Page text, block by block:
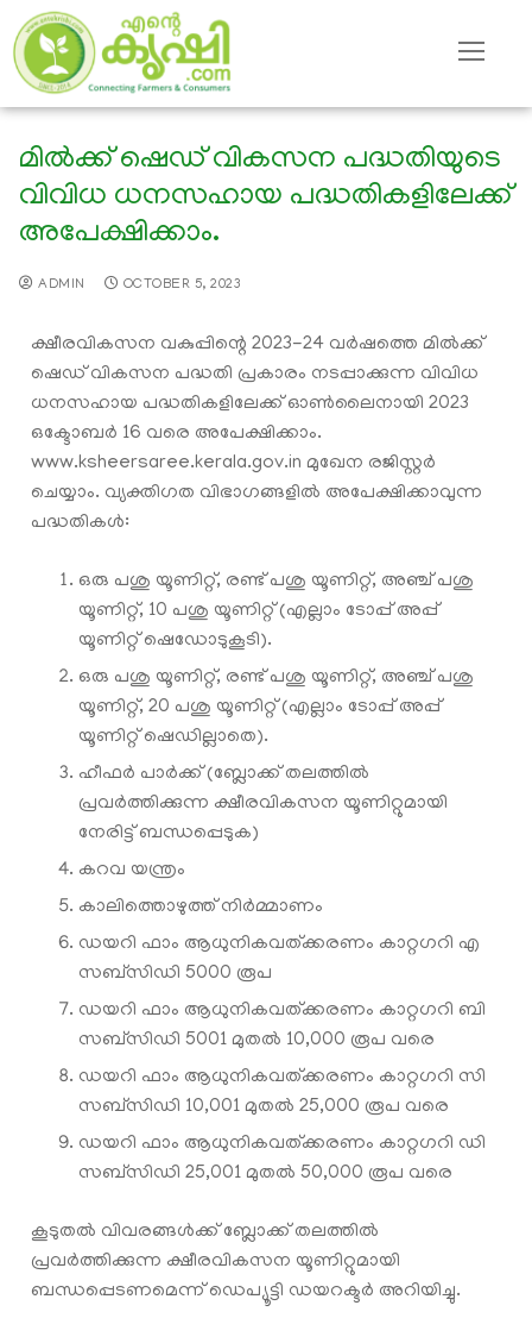
മില്‍ക്ക് ഷെഡ് വികസന പദ്ധതിയുടെ
വിവിധ ധനസഹായ പദ്ധതികളിലേക്ക്
അപേക്ഷിക്കാം.
ADMIN OCTOBER 5, 2023
ക്ഷീരവികസന വകുപ്പിന്റെ 2023-24 വര്‍ഷത്തെ മില്‍ക്ക്
ഷെഡ് വികസന പദ്ധതി പ്രകാരം നടപ്പാക്കുന്ന വിവിധ
ധനസഹായ പദ്ധതികളിലേക്ക് ഓണ്‍ലൈനായി 2023
ഒക്ടോബര്‍ 16 വരെ അപേക്ഷിക്കാം.
www.ksheersaree.kerala.gov.in മുഖേന രജിസ്റ്റര്‍
ചെയ്യാം. വ്യക്തിഗത വിഭാഗങ്ങളില്‍ അപേക്ഷിക്കാവുന്ന
പദ്ധതികള്‍:
ഒരു പശു യൂണിറ്റ്, രണ്ട് പശു യൂണിറ്റ്, അഞ്ച് പശു
യൂണിറ്റ്, 10 പശു യൂണിറ്റ് (എല്ലാം ടോപ്പ് അപ്പ്
യൂണിറ്റ് ഷെഡോടുകൂടി).
ഒരു പശു യൂണിറ്റ്, രണ്ട് പശു യൂണിറ്റ്, അഞ്ച് പശു
യൂണിറ്റ്, 20 പശു യൂണിറ്റ് (എല്ലാം ടോപ്പ് അപ്പ്
യൂണിറ്റ് ഷെഡില്ലാതെ).
ഹീഫര്‍ പാര്‍ക്ക് (ബ്ലോക്ക് തലത്തില്‍
പ്രവര്‍ത്തിക്കുന്ന ക്ഷീരവികസന യൂണിറ്റുമായി
നേരിട്ട് ബന്ധപ്പെടുക)
കറവ യന്ത്രം
കാലിത്തൊഴുത്ത് നിര്‍മ്മാണം
ഡയറി ഫാം ആധുനികവത്ക്കരണം കാറ്റഗറി എ
സബ്സിഡി 5000 രൂപ
ഡയറി ഫാം ആധുനികവത്ക്കരണം കാറ്റഗറി ബി
സബ്സിഡി 5001 മുതല്‍ 10,000 രൂപ വരെ
ഡയറി ഫാം ആധുനികവത്ക്കരണം കാറ്റഗറി സി
സബ്സിഡി 10,001 മുതല്‍ 25,000 രൂപ വരെ
ഡയറി ഫാം ആധുനികവത്ക്കരണം കാറ്റഗറി ഡി
സബ്‌സിഡി 25,001 മുതല്‍ 50,000 രൂപ വരെ
കൂടുതല്‍ വിവരങ്ങള്‍ക്ക് ബ്ലോക്ക് തലത്തില്‍
പ്രവര്‍ത്തിക്കുന്ന ക്ഷീരവികസന യൂണിറ്റുമായി
ബന്ധപ്പെടണമെന്ന് ഡെപ്യൂട്ടി ഡയറക്ടര്‍ അറിയിച്ചു.